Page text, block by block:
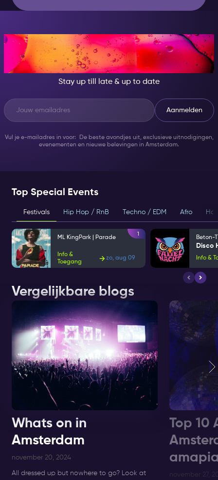
AT NIGHT, BECOME
SOMEONE GREAT!
Stay up till late & up to date
Aanmelden
Vul je e-mailadres in voor: De beste avondjes uit, exclusieve uitnodigingen,
evenementen en nieuwe belevingen in Amsterdam.
Top Special Events
Festivals Hip Hop / RnB Techno / EDM Afro
ML KingPark | Parade
Info &
Toegang
zo, aug 09
1
Beton-T
Info &
Vergelijkbare blogs
Whats on in
Amsterdam
november 20, 2024
All dressed up but nowhere to go? Look at
Top 10
november 27,